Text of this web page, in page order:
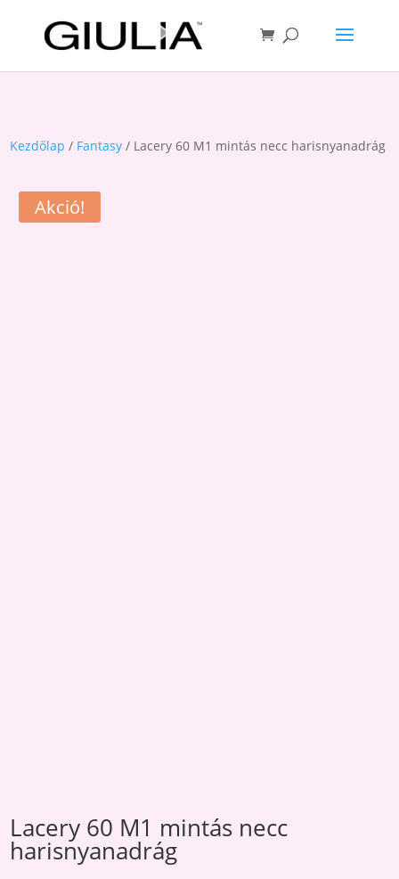
Kezdőlap / Fantasy / Lacery 60 M1 mintás necc harisnyanadrág
Akció!
Lacery 60 M1 mintás necc
harisnyanadrág